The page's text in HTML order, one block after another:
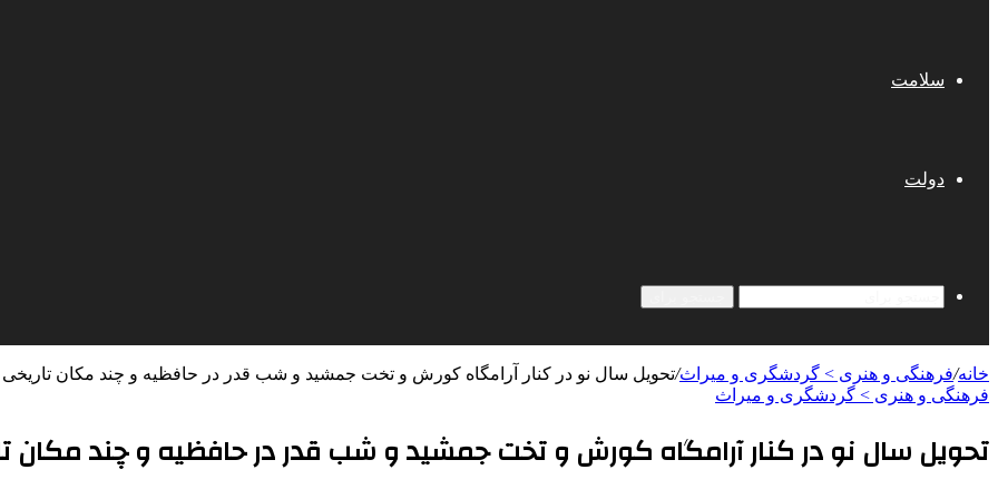
سلامت
دولت
خانه/فرهنگی و هنری > گردشگری و میراث/تحویل سال نو در کنار آرامگاه کورش و تخت جمشید و شب قدر در حافظیه و چند مکان تاریخی
فرهنگی و هنری > گردشگری و میراث
تحویل سال نو در کنار آرامگاه کورش و تخت جمشید و شب قدر در حافظیه و چند مکان